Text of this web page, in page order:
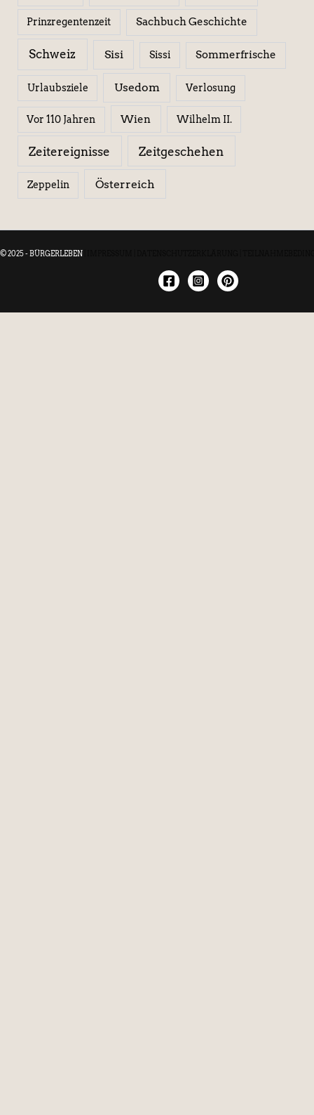
Prinzregentenzeit Sachbuch Geschichte
Schweiz Sisi Sissi Sommerfrische
Urlaubsziele Usedom Verlosung
Vor 110 Jahren Wien Wilhelm II.
Zeitereignisse Zeitgeschehen
Zeppelin Österreich
© 2025 - BÜRGERLEBEN